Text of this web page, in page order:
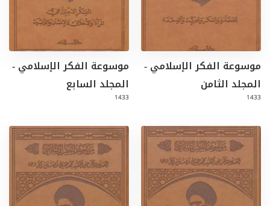
موسوعة الفكر الإسلامي -
المجلد الثامن
1433
موسوعة الفكر الإسلامي -
المجلد السابع
1433